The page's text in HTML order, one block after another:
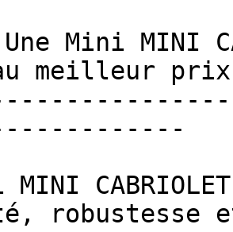
Mini MINI
meilleur
MINI
robustesse